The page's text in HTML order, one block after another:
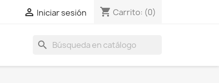
 Iniciar sesión shopping_cart Carrito: (0)
search